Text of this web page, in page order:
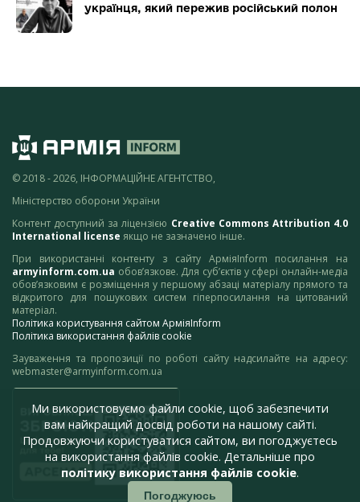
українця, який пережив російський полон
© 2018 - 2026, ІНФОРМАЦІЙНЕ АГЕНТСТВО,
Міністерство оборони України
Контент доступний за ліцензією Creative Commons Attribution 4.0
International license якщо не зазначено інше.
При використанні контенту з сайту АрміяInform посилання на
armyinform.com.ua обов’язкове. Для суб’єктів у сфері онлайн-медіа
обов’язковим є розміщення у першому абзаці матеріалу прямого та
відкритого для пошукових систем гіперпосилання на цитований
матеріал.
Політика користування сайтом АрміяInform
Політика використання файлів cookie
Зауваження та пропозиції по роботі сайту надсилайте на адресу:
webmaster@armyinform.com.ua
Ми використовуємо файли cookie, щоб забезпечити
вам найкращий досвід роботи на нашому сайті.
Продовжуючи користуватися сайтом, ви погоджуєтесь
на використання файлів cookie. Детальніше про
політику використання файлів cookie.
Погоджуюсь